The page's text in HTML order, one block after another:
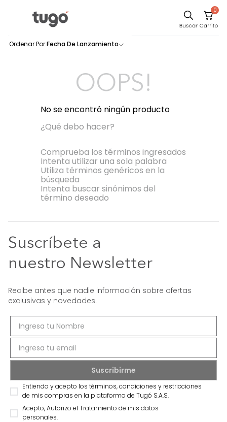
0
Fecha De Lanzamiento
0productos
OOPS!
No se encontró ningún producto
¿Qué debo hacer?
Comprueba los términos ingresados
Intenta utilizar una sola palabra
Utiliza términos genéricos en la
búsqueda
Intenta buscar sinónimos del
término deseado
Suscríbete a
nuestro Newsletter
Recibe antes que nadie información sobre ofertas
exclusivas y novedades.
Entiendo y acepto los términos, condiciones y restricciones
de mis compras en la plataforma de Tugó S.A.S.
Acepto, Autorizo el Tratamiento de mis datos
personales.
Sofa
Cuadros
Cama
Mesa Centro
Mesa Noche